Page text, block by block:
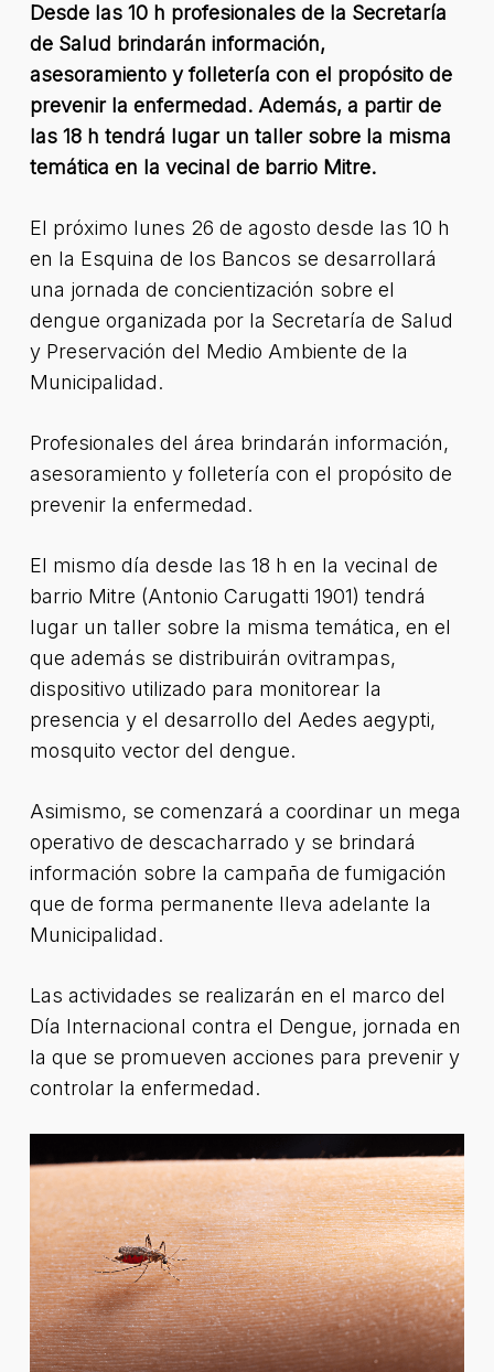
Desde las 10 h profesionales de la Secretaría
de Salud brindarán información,
asesoramiento y folletería con el propósito de
prevenir la enfermedad. Además, a partir de
las 18 h tendrá lugar un taller sobre la misma
temática en la vecinal de barrio Mitre.
El próximo lunes 26 de agosto desde las 10 h
en la Esquina de los Bancos se desarrollará
una jornada de concientización sobre el
dengue organizada por la Secretaría de Salud
y Preservación del Medio Ambiente de la
Municipalidad.
Profesionales del área brindarán información,
asesoramiento y folletería con el propósito de
prevenir la enfermedad.
El mismo día desde las 18 h en la vecinal de
barrio Mitre (Antonio Carugatti 1901) tendrá
lugar un taller sobre la misma temática, en el
que además se distribuirán ovitrampas,
dispositivo utilizado para monitorear la
presencia y el desarrollo del Aedes aegypti,
mosquito vector del dengue.
Asimismo, se comenzará a coordinar un mega
operativo de descacharrado y se brindará
información sobre la campaña de fumigación
que de forma permanente lleva adelante la
Municipalidad.
Las actividades se realizarán en el marco del
Día Internacional contra el Dengue, jornada en
la que se promueven acciones para prevenir y
controlar la enfermedad.